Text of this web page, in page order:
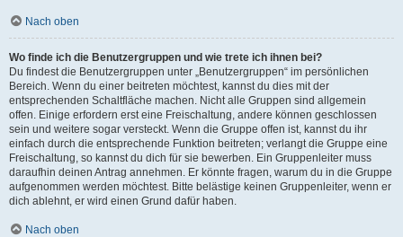
Nach oben
Wo finde ich die Benutzergruppen und wie trete ich ihnen bei?
Du findest die Benutzergruppen unter „Benutzergruppen“ im persönlichen
Bereich. Wenn du einer beitreten möchtest, kannst du dies mit der
entsprechenden Schaltfläche machen. Nicht alle Gruppen sind allgemein
offen. Einige erfordern erst eine Freischaltung, andere können geschlossen
sein und weitere sogar versteckt. Wenn die Gruppe offen ist, kannst du ihr
einfach durch die entsprechende Funktion beitreten; verlangt die Gruppe eine
Freischaltung, so kannst du dich für sie bewerben. Ein Gruppenleiter muss
daraufhin deinen Antrag annehmen. Er könnte fragen, warum du in die Gruppe
aufgenommen werden möchtest. Bitte belästige keinen Gruppenleiter, wenn er
dich ablehnt, er wird einen Grund dafür haben.
Nach oben